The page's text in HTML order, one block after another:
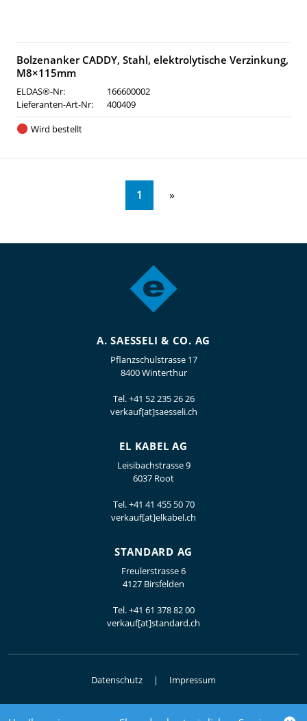
Bolzenanker CADDY, Stahl, elektrolytische Verzinkung,
M8×115mm
ELDAS®-Nr:
166600002
Lieferanten-Art-Nr:
400409
Wird bestellt
1
A. SAESSELI & CO. AG
Pflanzschulstrasse 17
8400 Winterthur
Tel.+41 52 235 26 26
verkauf[at]saesseli.ch
EL KABEL AG
Leisibachstrasse 9
6037 Root
Tel.+41 41 455 50 70
verkauf[at]elkabel.ch
STANDARD AG
Freulerstrasse 6
4127 Birsfelden
Tel.+41 61 378 82 00
verkauf[at]standard.ch
Datenschutz Impressum